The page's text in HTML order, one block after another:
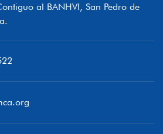
al BANHVI, San Pedro de